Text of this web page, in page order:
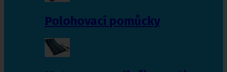
Polohovací pomůcky